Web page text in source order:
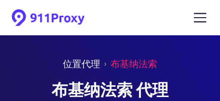
位置代理 布基纳法索
布基纳法索 代理